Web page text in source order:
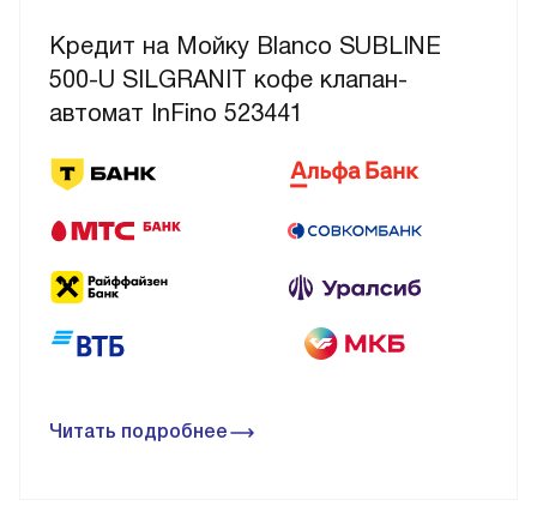
Кредит на Мойку Blanco SUBLINE
500-U SILGRANIT кофе клапан-
автомат InFino 523441
Читать подробнее